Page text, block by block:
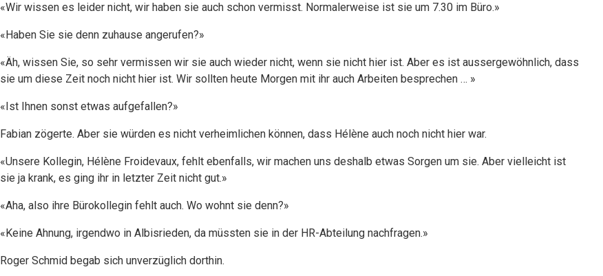
«Wir wissen es leider nicht, wir haben sie auch schon vermisst. Normalerweise ist sie um 7.30 im Büro.»
«Haben Sie sie denn zuhause angerufen?»
«Äh, wissen Sie, so sehr vermissen wir sie auch wieder nicht, wenn sie nicht hier ist. Aber es ist aussergewöhnlich, dass
sie um diese Zeit noch nicht hier ist. Wir sollten heute Morgen mit ihr auch Arbeiten besprechen … »
«Ist Ihnen sonst etwas aufgefallen?»
Fabian zögerte. Aber sie würden es nicht verheimlichen können, dass Hélène auch noch nicht hier war.
«Unsere Kollegin, Hélène Froidevaux, fehlt ebenfalls, wir machen uns deshalb etwas Sorgen um sie. Aber vielleicht ist
sie ja krank, es ging ihr in letzter Zeit nicht gut.»
«Aha, also ihre Bürokollegin fehlt auch. Wo wohnt sie denn?»
«Keine Ahnung, irgendwo in Albisrieden, da müssten sie in der HR-Abteilung nachfragen.»
Roger Schmid begab sich unverzüglich dorthin.